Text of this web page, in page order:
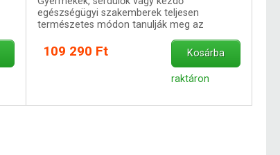
egészségügyi szakemberek teljesen
természetes módon tanulják meg az
109 290 Ft Kosárba
raktáron